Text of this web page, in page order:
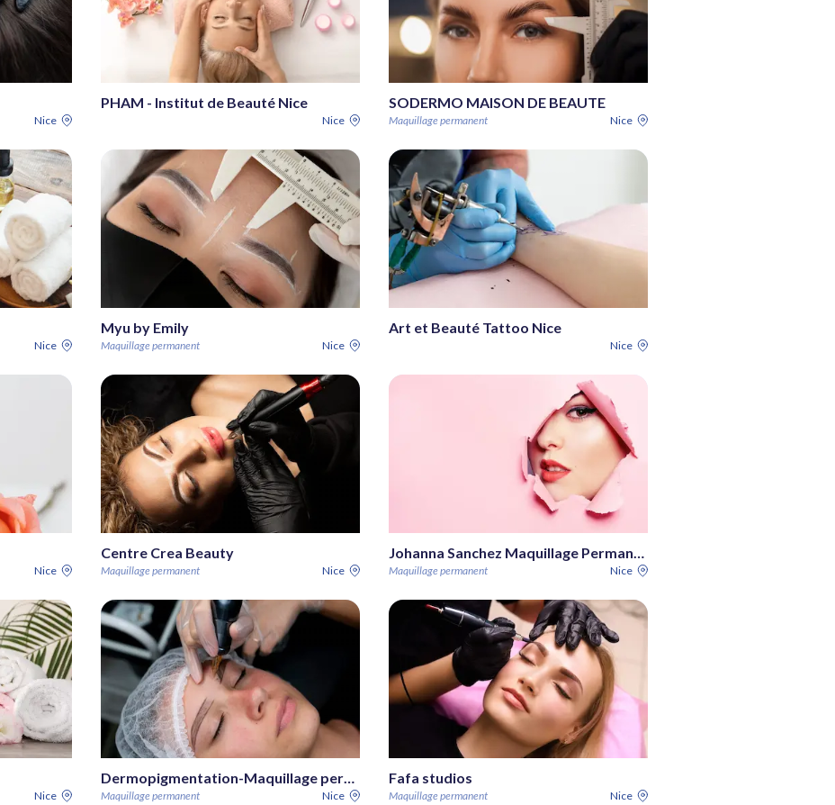
Nice
PHAM - Institut de Beauté Nice
Nice
SODERMO MAISON DE BEAUTE
Maquillage permanent Nice
Nice
Myu by Emily
Maquillage permanent Nice
Art et Beauté Tattoo Nice
Nice
Nice
Centre Crea Beauty
Maquillage permanent Nice
Johanna Sanchez Maquillage Permanent
Maquillage permanent Nice
Nice
Dermopigmentation-Maquillage permanent
Maquillage permanent Nice
Fafa studios
Maquillage permanent Nice